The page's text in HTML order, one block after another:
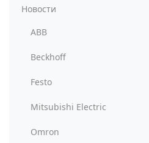
Новости
ABB
Beckhoff
Festo
Mitsubishi Electric
Omron